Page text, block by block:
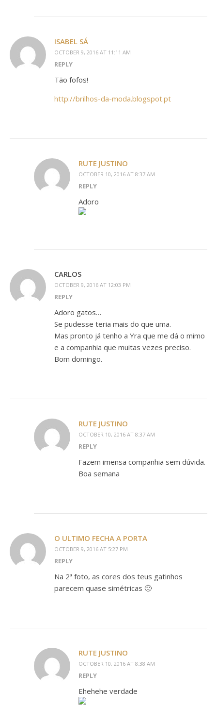
ISABEL SÁ
OCTOBER 9, 2016 AT 11:11 AM
REPLY
Tão fofos!
http://brilhos-da-moda.blogspot.pt
RUTE JUSTINO
OCTOBER 10, 2016 AT 8:37 AM
REPLY
Adoro
CARLOS
OCTOBER 9, 2016 AT 12:03 PM
REPLY
Adoro gatos…
Se pudesse teria mais do que uma.
Mas pronto já tenho a Yra que me dá o mimo
e a companhia que muitas vezes preciso.
Bom domingo.
RUTE JUSTINO
OCTOBER 10, 2016 AT 8:37 AM
REPLY
Fazem imensa companhia sem dúvida.
Boa semana
O ULTIMO FECHA A PORTA
OCTOBER 9, 2016 AT 5:27 PM
REPLY
Na 2ª foto, as cores dos teus gatinhos
parecem quase simétricas 🙂
RUTE JUSTINO
OCTOBER 10, 2016 AT 8:38 AM
REPLY
Ehehehe verdade